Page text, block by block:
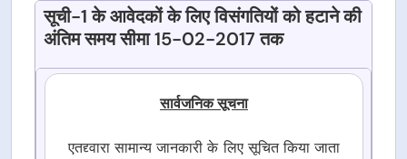
सूची-1 के आवेदकों के लिए विसंगतियों को हटाने की
अंतिम समय सीमा 15-02-2017 तक
सार्वजनिक सूचना
एतद्द्वारा सामान्य जानकारी के लिए सूचित किया जाता